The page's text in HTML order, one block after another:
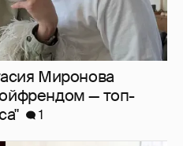
Миронова
— топ-
1